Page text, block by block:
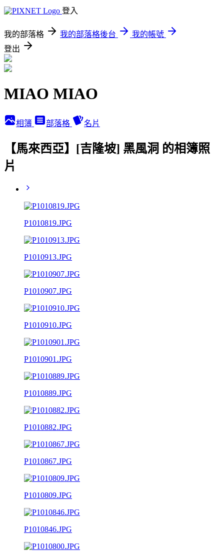
登入
我的部落格 我的部落格後台
我的帳號
登出
MIAO MIAO
相簿 部落格 名片
【馬來西亞】[吉隆坡] 黑風洞 的相簿照
片
P1010819.JPG
P1010913.JPG
P1010907.JPG
P1010910.JPG
P1010901.JPG
P1010889.JPG
P1010882.JPG
P1010867.JPG
P1010809.JPG
P1010846.JPG